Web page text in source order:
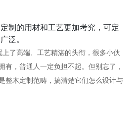
制的用材和工艺更加考究，可定
泛。
上了高端、工艺精湛的头衔，很多小伙
有，普通人一定负担不起。但别忘了，
整木定制范畴，搞清楚它们怎么设计与